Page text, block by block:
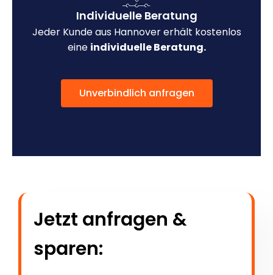
Individuelle Beratung
Jeder Kunde aus Hannover erhält kostenlos
eine individuelle Beratung.
Unverbindlich anfragen
Jetzt anfragen &
sparen: